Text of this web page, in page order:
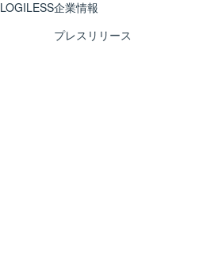
LOGILESS企業情報
プレスリリース